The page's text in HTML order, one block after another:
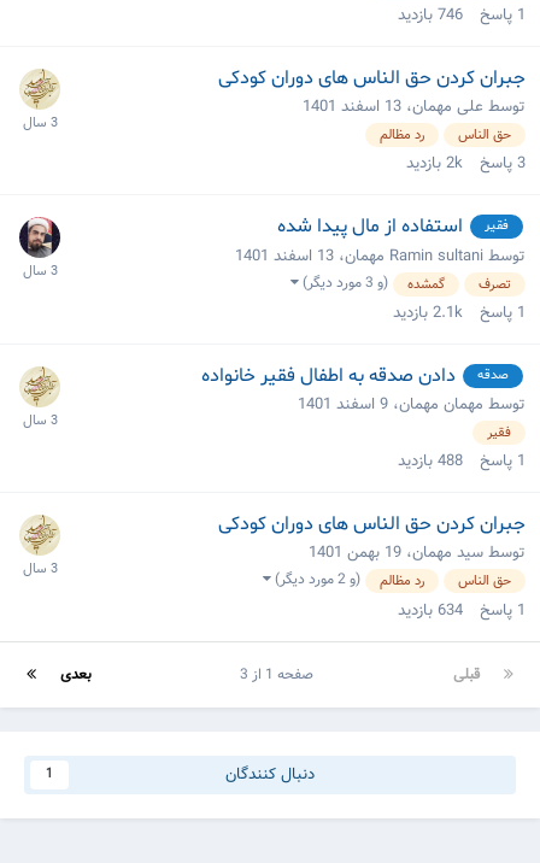
1 پاسخ 746بازدید
جبران کردن حق الناس های دوران کودکی
توسط علی مهمان، 13 اسفند 1401
حق الناس رد مظالم
3پاسخ 2kبازدید
فقیر استفاده از مال پیدا شده
توسط Ramin sultani مهمان، 13 اسفند 1401
تصرف گمشده (و 3 مورد دیگر)
1 پاسخ 2.1kبازدید
صدقه دادن صدقه به اطفال فقیر خانواده
توسط مهمان مهمان، 9 اسفند 1401
فقیر
1 پاسخ 488بازدید
جبران کردن حق الناس های دوران کودکی
توسط سید مهمان، 19 بهمن 1401
حق الناس رد مظالم (و 2 مورد دیگر)
1 پاسخ 634 بازدید
قبلی بعدی صفحه 1 از 3
دنبال کنندگان 1